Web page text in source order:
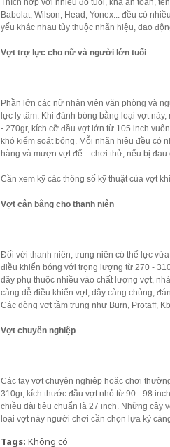
Thích hợp với nhiều độ tuổi, khá an toàn,
Babolat, Wilson, Head, Yonex... đều có
yếu khác nhau tùy thuộc nhãn hiệu, dao
Vợt trợ lực cho nữ và người lớn tuổi
Phần lớn các nữ nhân viên văn phòng và
lực ly tâm. Khi đánh bóng bằng loại vợt
- 270gr, kích cỡ đầu vợt lớn từ 105 inch
khó kiểm soát bóng. Mỗi nhãn hiệu đều
hàng và mượn vợt để... chơi thử, nếu bị
Cần xem kỹ các thông số kỹ thuật của vợt
Vợt cân bằng cho thanh niên
Đối với thanh niên, trung niên có thể lực
điều khiển bóng với trọng lượng từ 270 -
dây phụ thuộc nhiều vào chất lượng vợt,
càng dễ điều khiển vợt, dây càng chùng,
Các dòng vợt tầm trung như Burn, Protaff,
Vợt chuyên nghiệp
Các tay vợt chuyên nghiệp hoặc chơi
310gr, kích thước đầu vợt nhỏ từ 90 - 98
chiều dài tiêu chuẩn là 27 inch. Những cây
loại vợt này người chơi cần chọn lựa kỹ
Tags: Không có